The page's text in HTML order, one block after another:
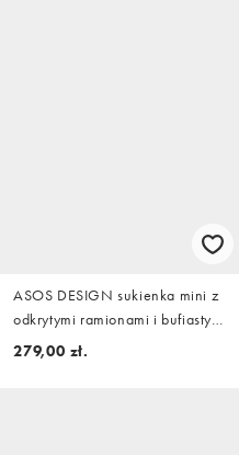
ASOS DESIGN sukienka mini z
odkrytymi ramionami i bufiastym
fasonem
279,00 zł.